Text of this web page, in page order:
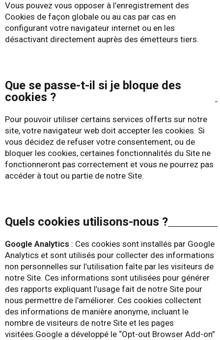
Vous pouvez vous opposer à l’enregistrement des
Cookies de façon globale ou au cas par cas en
configurant votre navigateur internet ou en les
désactivant directement auprès des émetteurs tiers.
Que se passe-t-il si je bloque des
cookies ?
Pour pouvoir utiliser certains services offerts sur notre
site, votre navigateur web doit accepter les cookies. Si
vous décidez de refuser votre consentement, ou de
bloquer les cookies, certaines fonctionnalités du Site ne
fonctionneront pas correctement et vous ne pourrez pas
accéder à tout ou partie de notre Site.
Quels cookies utilisons-nous ?
Google Analytics : Ces cookies sont installés par Google
Analytics et sont utilisés pour collecter des informations
non personnelles sur l’utilisation faîte par les visiteurs de
notre Site. Ces informations sont utilisées pour générer
des rapports expliquant l’usage fait de notre Site pour
nous permettre de l’améliorer. Ces cookies collectent
des informations de manière anonyme, incluant le
nombre de visiteurs de notre Site et les pages
visitées.Google a développé le “Opt-out Browser Add-on”